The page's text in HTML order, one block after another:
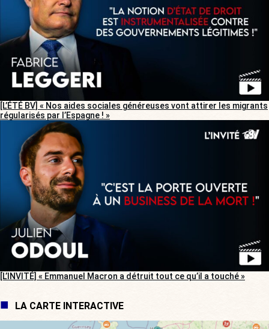
[L’ÉTÉ BV] « Nos aides sociales généreuses vont attirer les migrants
régularisés par l’Espagne ! »
[L’INVITÉ] « Emmanuel Macron a détruit tout ce qu’il a touché »
LA CARTE INTERACTIVE